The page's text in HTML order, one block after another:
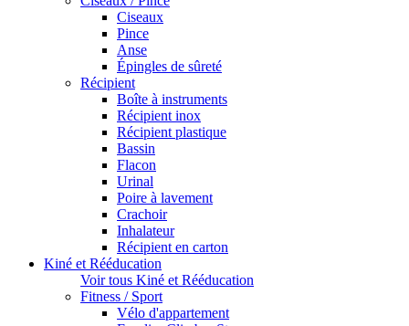
Ciseaux
Pince
Anse
Épingles de sûreté
Récipient
Boîte à instruments
Récipient inox
Récipient plastique
Bassin
Flacon
Urinal
Poire à lavement
Crachoir
Inhalateur
Récipient en carton
Kiné et Rééducation
Voir tous Kiné et Rééducation
Fitness / Sport
Vélo d'appartement